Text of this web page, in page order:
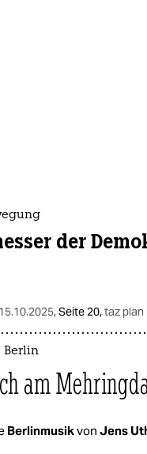
der
15.10.2025,Seite 20,taz plan
Berlin
am
Berlinmusikvon Jens